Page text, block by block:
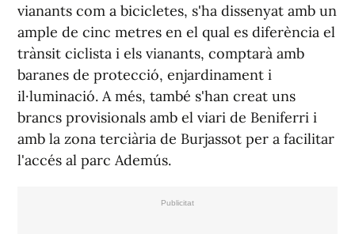
vianants com a bicicletes, s'ha dissenyat amb un
ample de cinc metres en el qual es diferència el
trànsit ciclista i els vianants, comptarà amb
baranes de protecció, enjardinament i
il·luminació. A més, també s'han creat uns
brancs provisionals amb el viari de Beniferri i
amb la zona terciària de Burjassot per a facilitar
l'accés al parc Ademús.